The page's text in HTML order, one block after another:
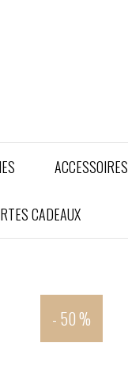
ACCESSOIRES
CADEAUX
- 50 %